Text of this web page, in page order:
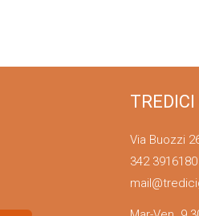
TREDICI
Via Buozzi
342 3916180